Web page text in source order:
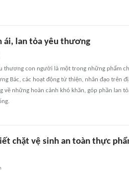
ái, lan tỏa yêu thương
thương con người là một trong những phẩm
Bác, các hoạt động từ thiện, nhân đạo trên
về những hoàn cảnh khó khăn, góp phần lan
chặt vệ sinh an toàn thực